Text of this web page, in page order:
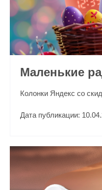
Маленькие
Колонки Яндекс со
Дата публикации: